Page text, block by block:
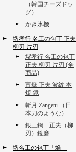
（韓国チーズドッ
グ）
かき氷機
堺孝行 名工の包丁 正夫
柳刃 片刃
堺孝行 名工の包丁
正夫 柳刃 片刃 (全
商品)
富嶽 正夫 波紋 本
焼 鏡
斬月 Zangetu （日
本刀のような）
銀三鋼 正夫（柳
刃）鏡磨
堺名工の包丁「焔」